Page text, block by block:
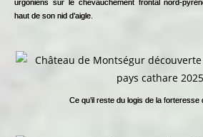
urgoniens sur le chevauchement frontal nord-
haut de son nid d’aigle.
Ce qu’il reste du logis de la forteresse